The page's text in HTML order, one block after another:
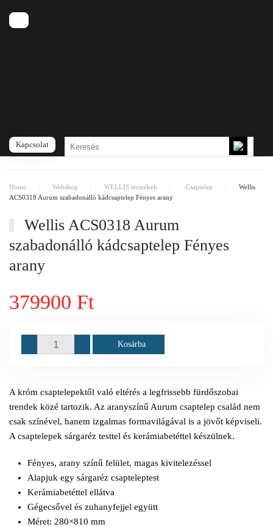
Fő tartalom átugrása
A kosara még üres
Kapcsolat
Home Webshop WELLIS termékek -Csaptelep
Wellis
ACS0318 Aurum szabadonálló kádcsaptelep Fényes arany
Wellis ACS0318 Aurum
szabadonálló kádcsaptelep Fényes
arany
379900 Ft
Kosárba
A króm csaptelepektől való eltérés a legfrissebb fürdőszobai
trendek közé tartozik. Az aranyszínű Aurum csaptelep család nem
csak színével, hanem izgalmas formavilágával is a jövőt képviseli.
A csaptelepek sárgaréz testtel és kerámiabetéttel készülnek.
Fényes, arany színű felület, magas kivitelezéssel
Alapjuk egy sárgaréz csapteleptest
Kerámiabetéttel ellátva
Gégecsővel és zuhanyfejjel együtt
Méret: 280×810 mm